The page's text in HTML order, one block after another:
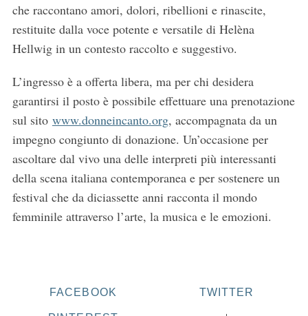
che raccontano amori, dolori, ribellioni e rinascite,
restituite dalla voce potente e versatile di Helèna
Hellwig in un contesto raccolto e suggestivo.
L’ingresso è a offerta libera, ma per chi desidera
garantirsi il posto è possibile effettuare una prenotazione
sul sito www.donneincanto.org, accompagnata da un
impegno congiunto di donazione. Un’occasione per
ascoltare dal vivo una delle interpreti più interessanti
della scena italiana contemporanea e per sostenere un
festival che da diciassette anni racconta il mondo
femminile attraverso l’arte, la musica e le emozioni.
FACEBOOK TWITTER
S
e
a
r
r